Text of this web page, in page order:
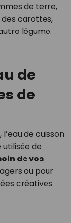
de terre,
des carottes,
légume.
de
de
de cuisson
de
de vos
ou pour
créatives